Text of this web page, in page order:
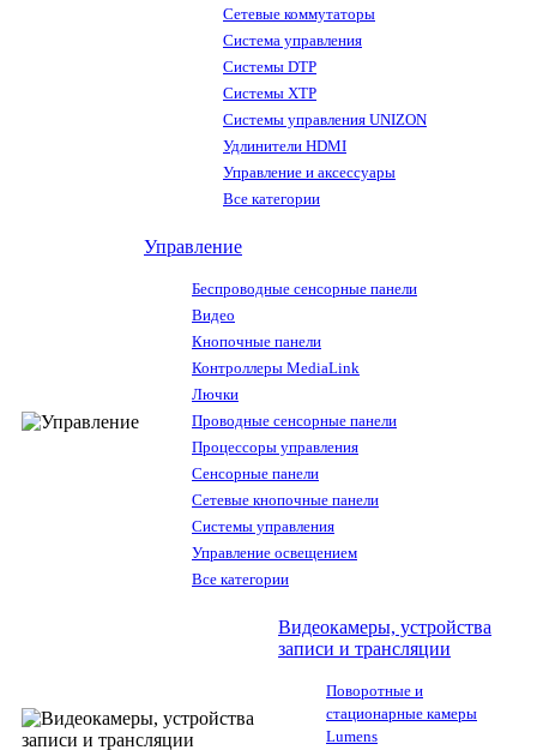
Сетевые коммутаторы
Система управления
Системы DTP
Системы XTP
Системы управления UNIZON
Удлинители HDMI
Управление и аксессуары
Все категории
Управление
Беспроводные сенсорные панели
Видео
Кнопочные панели
Контроллеры MediaLink
Лючки
Проводные сенсорные панели
Процессоры управления
Сенсорные панели
Сетевые кнопочные панели
Системы управления
Управление освещением
Все категории
Видеокамеры, устройства
записи и трансляции
Поворотные и
стационарные камеры
Lumens